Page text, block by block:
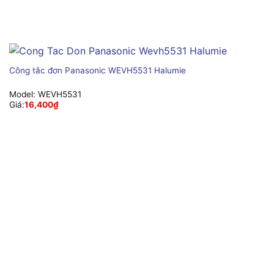
Công tắc đơn Panasonic WEVH5531 Halumie
Model: WEVH5531
Giá:16,400₫